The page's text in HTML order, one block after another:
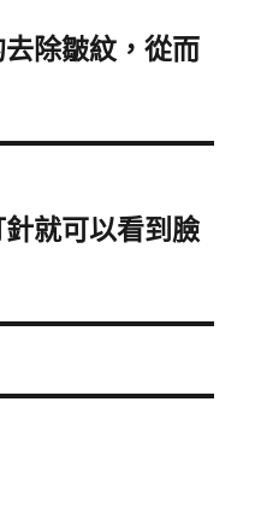
除皺紋，從而
就可以看到臉